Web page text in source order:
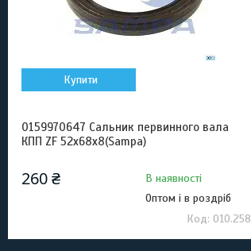
Купити
0159970647 Сальник первинного вала
КПП ZF 52x68x8(Sampa)
260 ₴
В наявності
Оптом і в роздріб
010.258